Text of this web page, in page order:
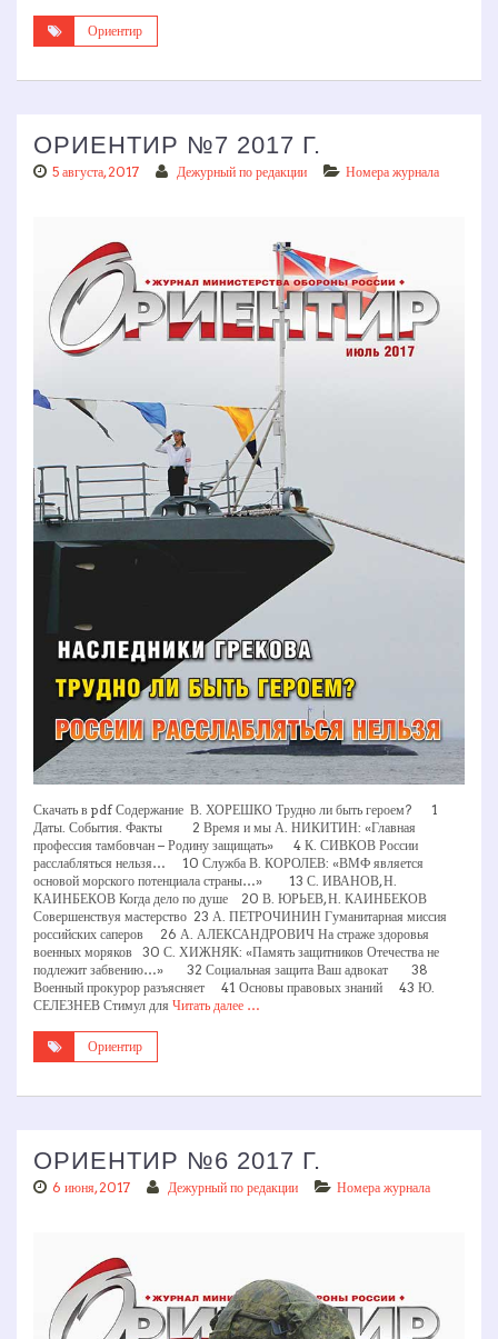
Ориентир
ОРИЕНТИР №7 2017 Г.
5 августа, 2017 Дежурный по редакции Номера журнала
Скачать в pdf Содержание В. ХОРЕШКО Трудно ли быть героем? 1
Даты. События. Факты 2 Время и мы А. НИКИТИН: «Главная
профессия тамбовчан – Родину защищать» 4 К. СИВКОВ России
расслабляться нельзя… 10 Служба В. КОРОЛЕВ: «ВМФ является
основой морского потенциала страны…» 13 С. ИВАНОВ, Н.
КАИНБЕКОВ Когда дело по душе 20 В. ЮРЬЕВ, Н. КАИНБЕКОВ
Совершенствуя мастерство 23 А. ПЕТРОЧИНИН Гуманитарная миссия
российских саперов 26 А. АЛЕКСАНДРОВИЧ На страже здоровья
военных моряков 30 С. ХИЖНЯК: «Память защитников Отечества не
подлежит забвению…» 32 Социальная защита Ваш адвокат 38
Военный прокурор разъясняет 41 Основы правовых знаний 43 Ю.
СЕЛЕЗНЕВ Стимул для Читать далее …
Ориентир
ОРИЕНТИР №6 2017 Г.
6 июня, 2017 Дежурный по редакции Номера журнала